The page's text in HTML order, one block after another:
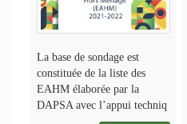
La base de sondage est
constituée de la liste des
EAHM élaborée par la
DAPSA avec l’appui techniq